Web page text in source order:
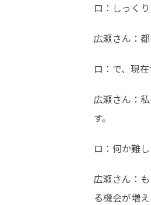
ロ：しっく
広瀬さん：
ロ：で、現
広瀬さん：
す。
ロ：何か難
広瀬さん：
る機会が増